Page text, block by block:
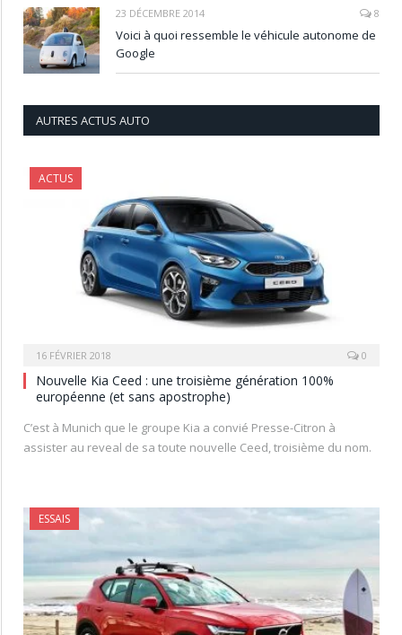
23 DÉCEMBRE 2014 8
Voici à quoi ressemble le véhicule autonome de
Google
AUTRES ACTUS AUTO
ACTUS
16 FÉVRIER 2018 0
Nouvelle Kia Ceed : une troisième génération 100%
européenne (et sans apostrophe)
C’est à Munich que le groupe Kia a convié Presse-Citron à
assister au reveal de sa toute nouvelle Ceed, troisième du nom.
ESSAIS